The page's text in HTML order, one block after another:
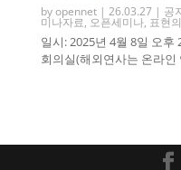
byopennet| 26.03.27| 공
미나자료, 오픈세미나, 표현
일시: 2025년 4월 8일 오후
회의실(해외연사는 온라인